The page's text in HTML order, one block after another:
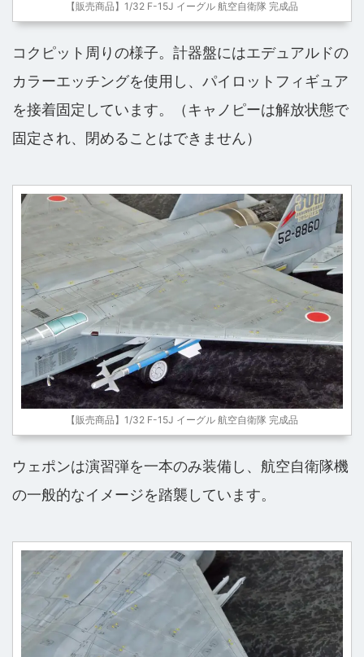
【販売商品】1/32 F-15J イーグル 航空自衛隊 完成品
コクピット周りの様子。計器盤にはエデュアルドの
カラーエッチングを使用し、パイロットフィギュア
を接着固定しています。（キャノピーは解放状態で
固定され、閉めることはできません）
【販売商品】1/32 F-15J イーグル 航空自衛隊 完成品
ウェポンは演習弾を一本のみ装備し、航空自衛隊機
の一般的なイメージを踏襲しています。